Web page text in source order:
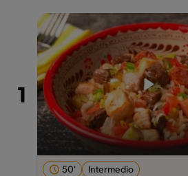
50' Intermedio